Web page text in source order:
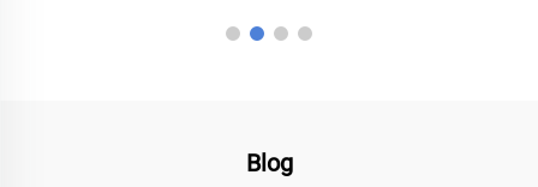
Blog